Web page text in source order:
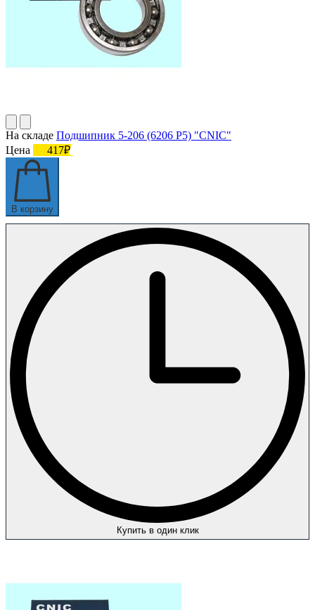
На складе Подшипник 5-206 (6206 P5) "CNIC"
Цена
417₽
В корзину
Купить в один клик